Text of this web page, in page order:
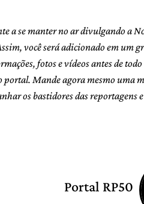
a se manter no ar divulgando a
você será adicionado em um
fotos e vídeos antes de
portal. Mande agora mesmo uma
os bastidores das reportagens
Portal RP50